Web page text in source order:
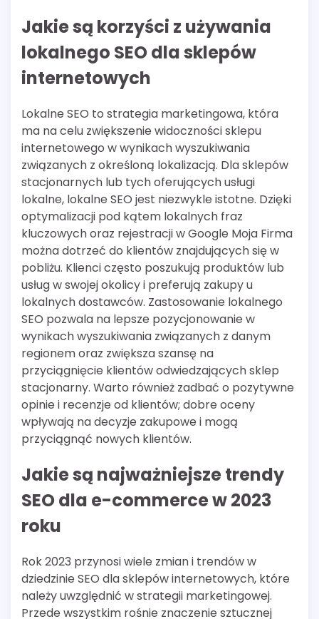
Jakie są korzyści z używania
lokalnego SEO dla sklepów
internetowych
Lokalne SEO to strategia marketingowa, która
ma na celu zwiększenie widoczności sklepu
internetowego w wynikach wyszukiwania
związanych z określoną lokalizacją. Dla sklepów
stacjonarnych lub tych oferujących usługi
lokalne, lokalne SEO jest niezwykle istotne. Dzięki
optymalizacji pod kątem lokalnych fraz
kluczowych oraz rejestracji w Google Moja Firma
można dotrzeć do klientów znajdujących się w
pobliżu. Klienci często poszukują produktów lub
usług w swojej okolicy i preferują zakupy u
lokalnych dostawców. Zastosowanie lokalnego
SEO pozwala na lepsze pozycjonowanie w
wynikach wyszukiwania związanych z danym
regionem oraz zwiększa szansę na
przyciągnięcie klientów odwiedzających sklep
stacjonarny. Warto również zadbać o pozytywne
opinie i recenzje od klientów; dobre oceny
wpływają na decyzje zakupowe i mogą
przyciągnąć nowych klientów.
Jakie są najważniejsze trendy
SEO dla e-commerce w 2023
roku
Rok 2023 przynosi wiele zmian i trendów w
dziedzinie SEO dla sklepów internetowych, które
należy uwzględnić w strategii marketingowej.
Przede wszystkim rośnie znaczenie sztucznej